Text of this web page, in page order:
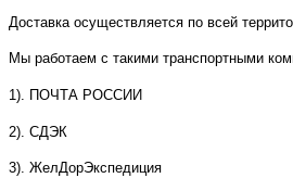
Доставка осуществляется по всей
Мы работаем с такими транспортными
1). ПОЧТА РОССИИ
2). СДЭК
3). ЖелДорЭкспедиция